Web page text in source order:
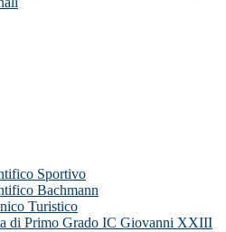
Sportivo
Bachmann
Turistico
di Primo Grado IC Giovanni XXIII